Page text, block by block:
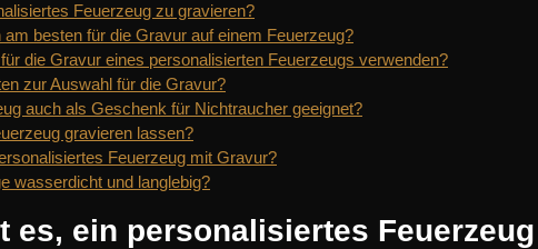
Feuerzeug zu gravieren?
besten für die Gravur auf einem Feuerzeug?
die Gravur eines personalisierten Feuerzeugs verwenden?
zur Auswahl für die Gravur?
auch als Geschenk für Nichtraucher geeignet?
gravieren lassen?
Feuerzeug mit Gravur?
wasserdicht und langlebig?
es, ein personalisiertes Feuerzeug